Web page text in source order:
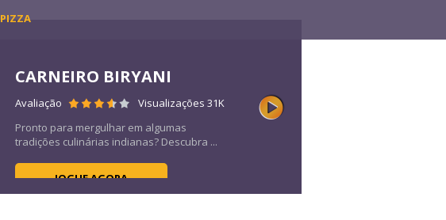
PIZZA
CARNEIRO BIRYANI
Avaliação
Visualizações 31K
Pronto para mergulhar em algumas
tradições culinárias indianas? Descubra ...
JOGUE AGORA